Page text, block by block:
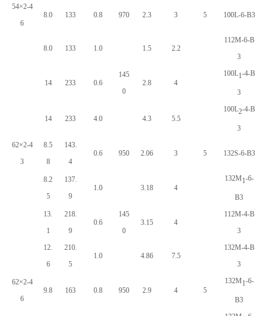
54×2-4
6
8.0 133 0.8 970 2.3 3 5 100L-6-B3
8.0 133 1.0 1.5 2.2
112M-6-B
3
14 233 0.6
145
0
2.8 4
100L1-4-B
3
14 233 4.0 4.3 5.5
100L2-4-B
3
62×2-4
3
8.5
8
143.
4
0.6 950 2.06 3 5 132S-6-B3
8.2
5
137.
9
1.0 3.18 4
132M1-6-
B3
13.
1
218.
9
0.6
145
0
3.15 4
112M-4-B
3
12.
6
210.
5
1.0 4.86 7.5
132M-4-B
3
62×2-4
6
9.8 163 0.8 950 2.9 4 5
132M1-6-
B3